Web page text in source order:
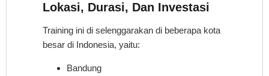
Lokasi, Durasi, Dan Investasi
Training ini di selenggarakan di beberapa kota
besar di Indonesia, yaitu:
Bandung